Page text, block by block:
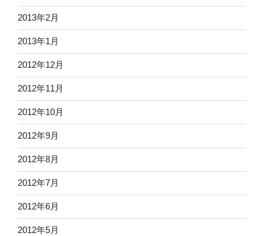
2013年2月
2013年1月
2012年12月
2012年11月
2012年10月
2012年9月
2012年8月
2012年7月
2012年6月
2012年5月